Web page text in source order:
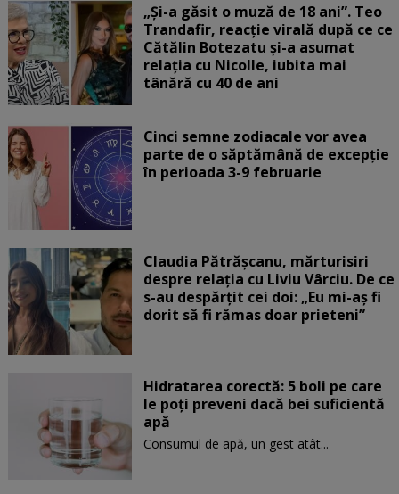
„Și-a găsit o muză de 18 ani”. Teo
Trandafir, reacție virală după ce ce
Cătălin Botezatu și-a asumat
relația cu Nicolle, iubita mai
tânără cu 40 de ani
Cinci semne zodiacale vor avea
parte de o săptămână de excepție
în perioada 3-9 februarie
Claudia Pătrășcanu, mărturisiri
despre relația cu Liviu Vârciu. De ce
s-au despărțit cei doi: „Eu mi-aș fi
dorit să fi rămas doar prieteni”
Hidratarea corectă: 5 boli pe care
le poți preveni dacă bei suficientă
apă
Consumul de apă, un gest atât...